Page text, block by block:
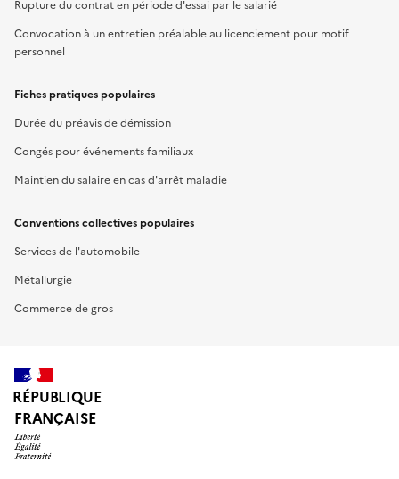
Rupture du contrat en période d'essai par le salarié
Convocation à un entretien préalable au licenciement pour motif
personnel
Fiches pratiques populaires
Durée du préavis de démission
Congés pour événements familiaux
Maintien du salaire en cas d'arrêt maladie
Conventions collectives populaires
Services de l'automobile
Métallurgie
Commerce de gros
RÉPUBLIQUE
FRANÇAISE